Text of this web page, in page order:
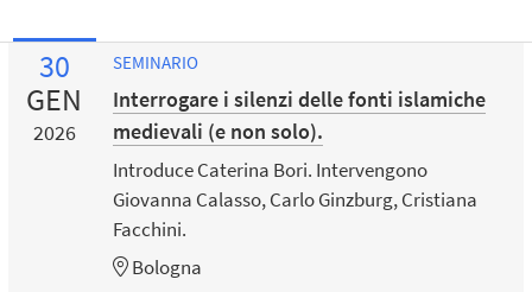
30
GEN
2026
SEMINARIO
Interrogare i silenzi delle fonti islamiche
medievali (e non solo).
Introduce Caterina Bori. Intervengono
Giovanna Calasso, Carlo Ginzburg, Cristiana
Facchini.
Bologna